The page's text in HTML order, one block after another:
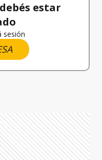
estar
sesión